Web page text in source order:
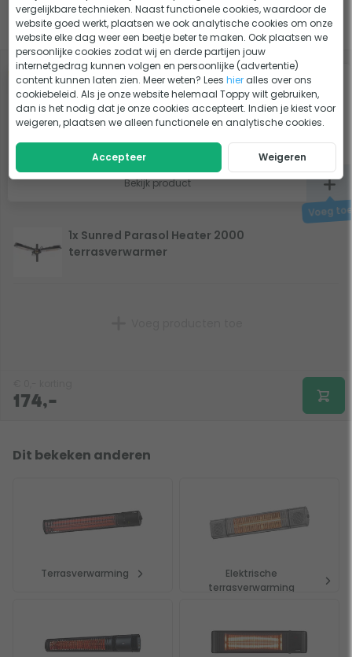
Slim combineren
-5%
Brennenstuhl Bremaxx verlengsnoer - 25
meter - zwart
44,60 Op voorraad
Bekijk product
1x Sunred Parasol Heater 2000
terrasverwarmer
174,-
Dit bekeken anderen
Terrasverwarming
Elektrische
terrasverwarming
vergelijkbare technieken. Naast functionele cookies, waardoor de
website goed werkt, plaatsen we ook analytische cookies om onze
website elke dag weer een beetje beter te maken. Ook plaatsen we
persoonlijke cookies zodat wij en derde partijen jouw
internetgedrag kunnen volgen en persoonlijke (advertentie)
content kunnen laten zien. Meer weten? Leeshier alles over ons
cookiebeleid. Als je onze website helemaal Toppy wilt gebruiken,
dan is het nodig dat je onze cookies accepteert. Indien je kiest voor
weigeren, plaatsen we alleen functionele en analytische cookies.
Accepteer Weigeren